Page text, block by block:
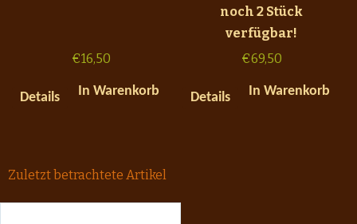
€16,50
Details In Warenkorb
noch 2 Stück
verfügbar!
€69,50
Details In Warenkorb
Zuletzt betrachtete Artikel